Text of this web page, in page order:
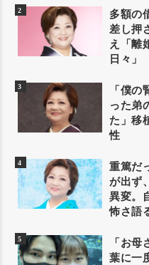
多額の
差し押
え「離
日々」
「僕
った弟
た」移
性
重篤だ
が出ず
異変。
怖さ語
「お
葉に一